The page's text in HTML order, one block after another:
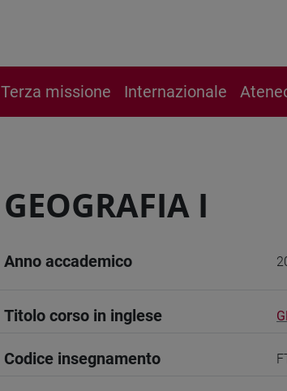
Terza missione Internazionale
GEOGRAFIA I
Anno accademico
Titolo corso in inglese
Codice insegnamento